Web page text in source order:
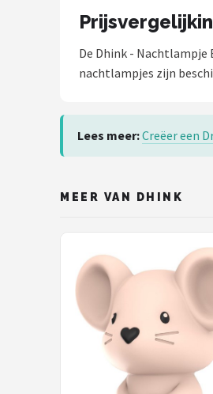
De Dhink -
nachtlampjes zijn
Lees meer:Creëer een
MEER VAN DHINK